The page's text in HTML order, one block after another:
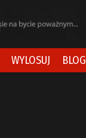
WYLOSUJ BLOG